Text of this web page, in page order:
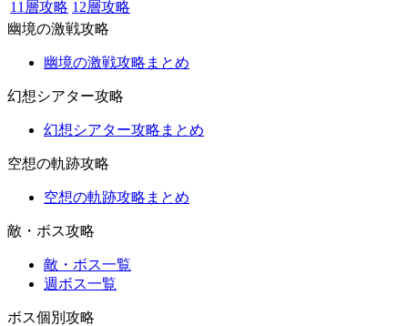
11層攻略 12層攻略
幽境の激戦攻略
幽境の激戦攻略まとめ
幻想シアター攻略
幻想シアター攻略まとめ
空想の軌跡攻略
空想の軌跡攻略まとめ
敵・ボス攻略
敵・ボス一覧
週ボス一覧
ボス個別攻略